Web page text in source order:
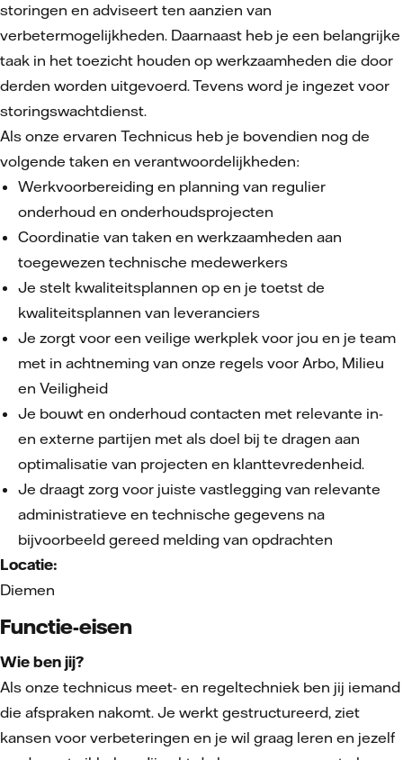
storingen en adviseert ten aanzien van
verbetermogelijkheden. Daarnaast heb je een belangrijke
taak in het toezicht houden op werkzaamheden die door
derden worden uitgevoerd. Tevens word je ingezet voor
storingswachtdienst.
Als onze ervaren Technicus heb je bovendien nog de
volgende taken en verantwoordelijkheden:
Werkvoorbereiding en planning van regulier
onderhoud en onderhoudsprojecten
Coordinatie van taken en werkzaamheden aan
toegewezen technische medewerkers
Je stelt kwaliteitsplannen op en je toetst de
kwaliteitsplannen van leveranciers
Je zorgt voor een veilige werkplek voor jou en je team
met in achtneming van onze regels voor Arbo, Milieu
en Veiligheid
Je bouwt en onderhoud contacten met relevante in-
en externe partijen met als doel bij te dragen aan
optimalisatie van projecten en klanttevredenheid.
Je draagt zorg voor juiste vastlegging van relevante
administratieve en technische gegevens na
bijvoorbeeld gereed melding van opdrachten
Locatie:
Diemen
Functie-eisen
Wie ben jij?
Als onze technicus meet- en regeltechniek ben jij iemand
die afspraken nakomt. Je werkt gestructureerd, ziet
kansen voor verbeteringen en je wil graag leren en jezelf